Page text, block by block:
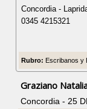
Concordia -
0345 4215321
Rubro: Escribanos y
Graziano
Concordia - 25